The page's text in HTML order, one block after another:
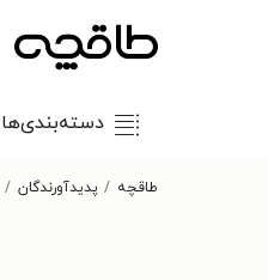
دسته‌بندی‌ها
طاقچه پدیدآورندگان